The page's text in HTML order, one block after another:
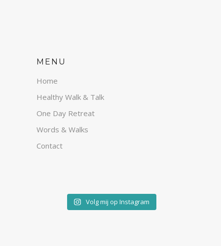
MENU
Home
Healthy Walk & Talk
One Day Retreat
Words & Walks
Contact
Volg mij op Instagram